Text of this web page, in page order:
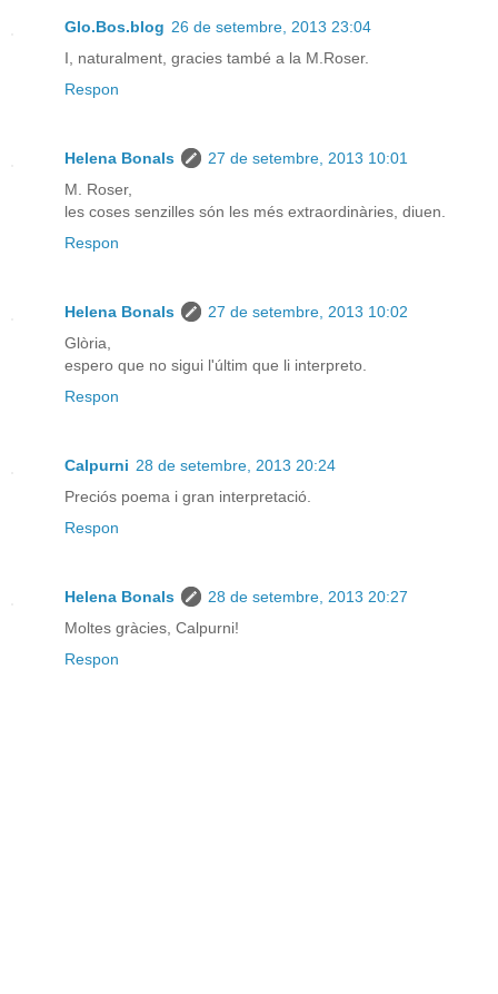
Glo.Bos.blog 26 de setembre, 2013 23:04
I, naturalment, gracies també a la M.Roser.
Respon
Helena Bonals
27 de setembre, 2013 10:01
M. Roser,
les coses senzilles són les més extraordinàries, diuen.
Respon
Helena Bonals
27 de setembre, 2013 10:02
Glòria,
espero que no sigui l'últim que li interpreto.
Respon
Calpurni 28 de setembre, 2013 20:24
Preciós poema i gran interpretació.
Respon
Helena Bonals
28 de setembre, 2013 20:27
Moltes gràcies, Calpurni!
Respon